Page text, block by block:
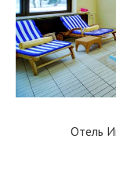
Отель